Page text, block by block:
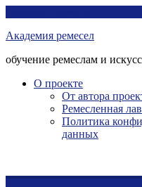
контенту
Академия ремесел
обучение ремеслам и
О проекте
От автора
Ремесленная
Политика
данных